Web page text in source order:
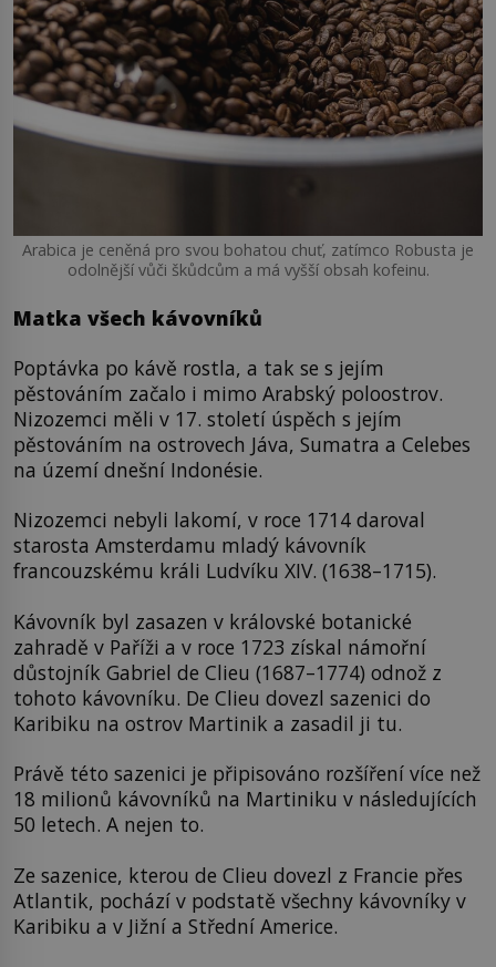
Arabica je ceněná pro svou bohatou chuť, zatímco Robusta je
odolnější vůči škůdcům a má vyšší obsah kofeinu.
Matka všech kávovníků
Poptávka po kávě rostla, a tak se s jejím
pěstováním začalo i mimo Arabský poloostrov.
Nizozemci měli v 17. století úspěch s jejím
pěstováním na ostrovech Jáva, Sumatra a Celebes
na území dnešní Indonésie.
Nizozemci nebyli lakomí, v roce 1714 daroval
starosta Amsterdamu mladý kávovník
francouzskému králi Ludvíku XIV. (1638–1715).
Kávovník byl zasazen v královské botanické
zahradě v Paříži a v roce 1723 získal námořní
důstojník Gabriel de Clieu (1687–1774) odnož z
tohoto kávovníku. De Clieu dovezl sazenici do
Karibiku na ostrov Martinik a zasadil ji tu.
Právě této sazenici je připisováno rozšíření více než
18 milionů kávovníků na Martiniku v následujících
50 letech. A nejen to.
Ze sazenice, kterou de Clieu dovezl z Francie přes
Atlantik, pochází v podstatě všechny kávovníky v
Karibiku a v Jižní a Střední Americe.